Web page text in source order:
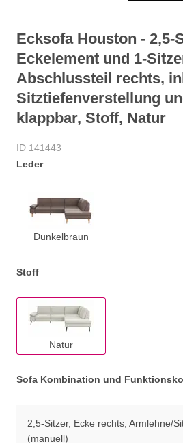
Ecksofa Houston - 2,5-
Eckelement und 1-
Abschlussteil rechts,
Sitztiefenverstellung
klappbar, Stoff, Natur
ID 141443
Leder
Dunkelbraun
Stoff
Natur
Sofa Kombination und
2,5-Sitzer, Ecke rechts, Armlehne/
(manuell)